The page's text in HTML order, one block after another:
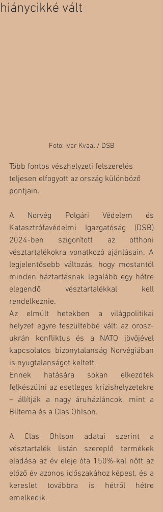
hiánycikké vált
Foto: Ivar Kvaal / DSB
Több fontos vészhelyzeti felszerelés
teljesen elfogyott az ország különböző
pontjain.
A Norvég Polgári Védelem és
Katasztrófavédelmi Igazgatóság (DSB)
2024-ben szigorított az otthoni
vésztartalékokra vonatkozó ajánlásain. A
legjelentősebb változás, hogy mostantól
minden háztartásnak legalább egy hétre
elegendő vésztartalékkal kell
rendelkeznie.
Az elmúlt hetekben a világpolitikai
helyzet egyre feszültebbé vált: az orosz-
ukrán konfliktus és a NATO jövőjével
kapcsolatos bizonytalanság Norvégiában
is nyugtalanságot keltett.
Ennek hatására sokan elkezdtek
felkészülni az esetleges krízishelyzetekre
– állítják a nagy áruházláncok, mint a
Biltema és a Clas Ohlson.
A Clas Ohlson adatai szerint a
vésztartalék listán szereplő termékek
eladása az év eleje óta 150%-kal nőtt az
előző év azonos időszakához képest, és a
kereslet továbbra is hétről hétre
emelkedik.